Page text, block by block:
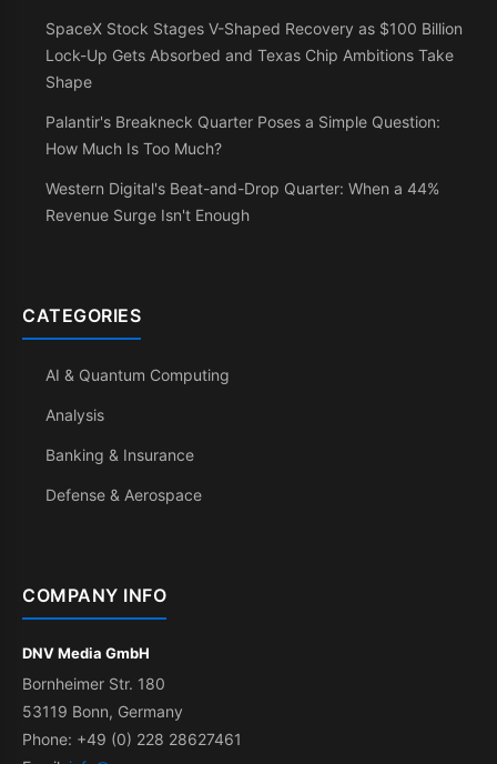
SpaceX Stock Stages V-Shaped Recovery as $100 Billion
Lock-Up Gets Absorbed and Texas Chip Ambitions Take
Shape
Palantir's Breakneck Quarter Poses a Simple Question:
How Much Is Too Much?
Western Digital's Beat-and-Drop Quarter: When a 44%
Revenue Surge Isn't Enough
CATEGORIES
AI & Quantum Computing
Analysis
Banking & Insurance
Defense & Aerospace
COMPANY INFO
DNV Media GmbH
Bornheimer Str. 180
53119 Bonn, Germany
Phone: +49 (0) 228 28627461